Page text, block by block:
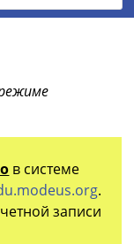
в системе
.
записи